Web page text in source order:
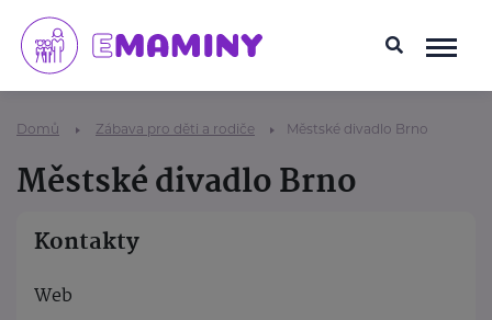
Domů Zábava pro děti a rodiče Městské divadlo Brno
Městské divadlo Brno
Kontakty
Web